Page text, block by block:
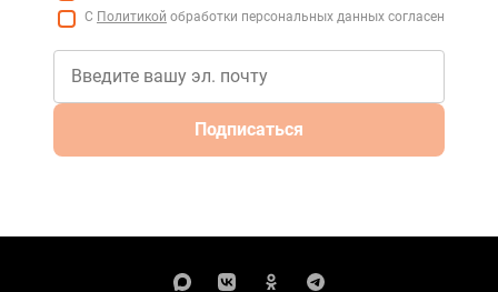
С Политикой обработки персональных данных согласен
Подписаться